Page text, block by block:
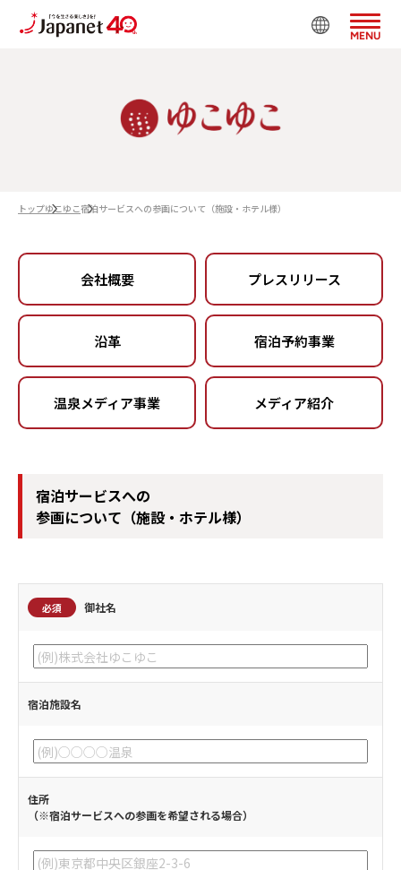
MENU
トップゆこゆこ宿泊サービスへの参画について（施設・ホテル様）
会社概要 プレスリリース
沿革 宿泊予約事業
温泉メディア事業 メディア紹介
宿泊サービスへの
参画について（施設・ホテル様）
必須 御社名
宿泊施設名
住所
（※宿泊サービスへの参画を希望される場合）